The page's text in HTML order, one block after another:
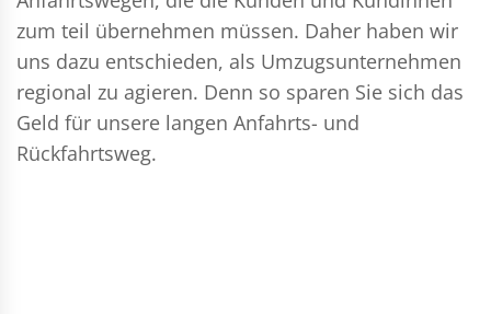
zum teil übernehmen müssen. Daher haben wir
uns dazu entschieden, als Umzugsunternehmen
regional zu agieren. Denn so sparen Sie sich das
Geld für unsere langen Anfahrts- und
Rückfahrtsweg.